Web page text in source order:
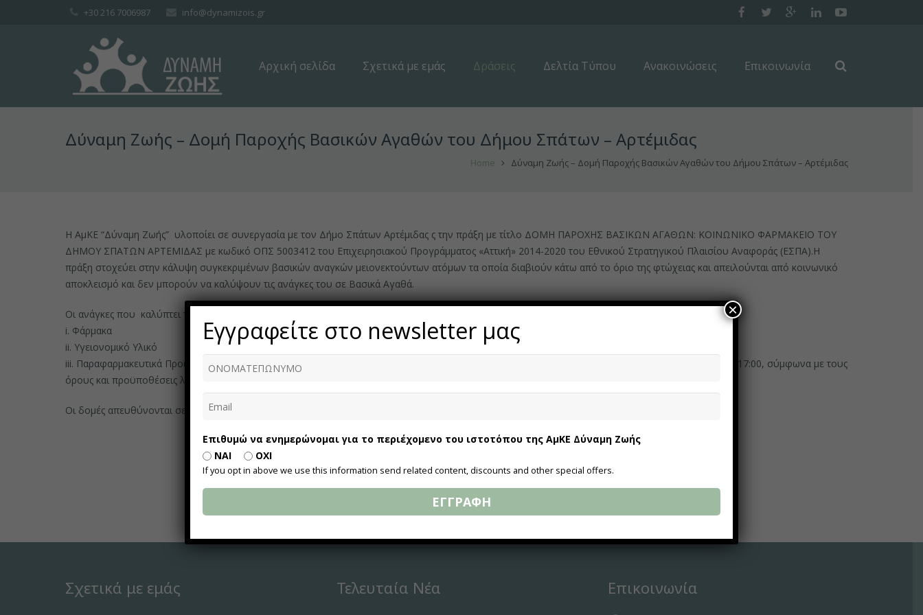
+30 216 7006987 info@dynamizois.gr
Αρχική σελίδα Σχετικά με εμάς Δράσεις Δελτία Τύπου Ανακοινώσεις Επικοινωνία
Δύναμη Ζωής – Δομή Παροχής Βασικών Αγαθών του Δήμου Σπάτων – Αρτέμιδας
Home Δύναμη Ζωής – Δομή Παροχής Βασικών Αγαθών του Δήμου Σπάτων – Αρτέμιδας
Η ΑμΚΕ “Δύναμη Ζωής” υλοποίει σε συνεργασία με τον Δήμο Σπάτων Αρτέμιδας ς την πράξη με τίτλο ΔΟΜΗ ΠΑΡΟΧΗΣ ΒΑΣΙΚΩΝ ΑΓΑΘΩΝ: ΚΟΙΝΩΝΙΚΟ ΦΑΡΜΑΚΕΙΟ ΤΟΥ
ΔΗΜΟΥ ΣΠΑΤΩΝ ΑΡΤΕΜΙΔΑΣ με κωδικό ΟΠΣ 5003412 του Επιχειρησιακού Προγράμματος «Αττική» 2014-2020 του Εθνικού Στρατηγικού Πλαισίου Αναφοράς (ΕΣΠΑ).Η
πράξη στοχεύει στην κάλυψη συγκεκριμένων βασικών αναγκών μειονεκτούντων ατόμων τα οποία διαβιούν κάτω από το όριο της φτώχειας και απειλούνται από κοινωνικό
αποκλεισμό και δεν μπορούν να καλύψουν τις ανάγκες του σε Βασικά Αγαθά.
Οι ανάγκες που καλύπτει το κοινωνικό φαρμακείο αφορούν σε:
i. Φάρμακα
ii. Υγειονομικό Υλικό
iii. Παραφαρμακευτικά ΠροϊόνταΤο κοινωνικό παντοπωλείο και το κοινωνικό φαρμακείο λειτουργεί όλες τις εργάσιμες μέρες της εβδομάδας, 09:00 με 17:00, σύμφωνα με τους
όρους και προϋποθέσεις λειτουργίας του οδηγού εφαρμογής και λειτουργίας δομών παροχής βασικών αγαθών της ΕΥΣΕΚΤ.
Οι δομές απευθύνονται σε άτομα που κατοικούν στον Δήμο Σπάτων Αρτέμιδας.
Σχετικά με εμάς Τελευταία Νέα Επικοινωνία
Εγγραφείτε στο newsletter μας
Επιθυμώ να ενημερώνομαι για το περιέχομενο του ιστοτόπου της ΑμΚΕ Δύναμη Ζωής
ΝΑΙ
ΟΧΙ
If you opt in above we use this information send related content, discounts and other special offers.
ΕΓΓΡΑΦΗ
×